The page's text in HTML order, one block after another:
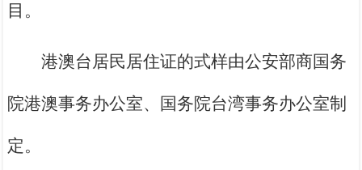
目。
港澳台居民居住证的式样由公安部商国务
院港澳事务办公室、国务院台湾事务办公室制
定。